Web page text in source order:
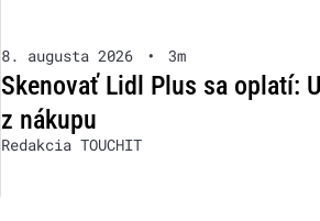
8. augusta 2026 • 3m
Skenovať Lidl Plus sa oplatí:
z nákupu
Redakcia TOUCHIT